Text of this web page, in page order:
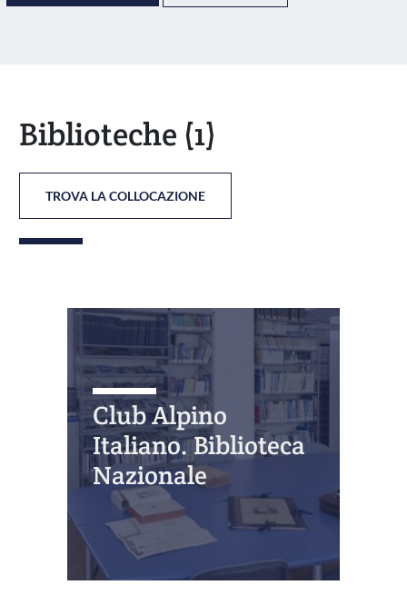
Biblioteche (1)
TROVA LA COLLOCAZIONE
Club Alpino
Italiano. Biblioteca
Nazionale